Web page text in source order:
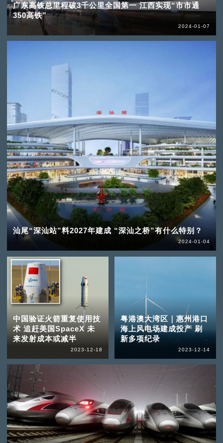
广东高铁总里程破3千公里全国第一 江西实现“市市通
350高铁”
2024-01-07
汕尾“深汕站”料2027年建成 “深汕之桥”有什么特别？
2024-01-04
中国验证火箭重复使用技
术 追赶美国SpaceX 未
来发射成本或减半
2023-12-18
粤港澳大湾区｜惠州港口
海上风电场建成投产 刷
新多项纪录
2023-12-14